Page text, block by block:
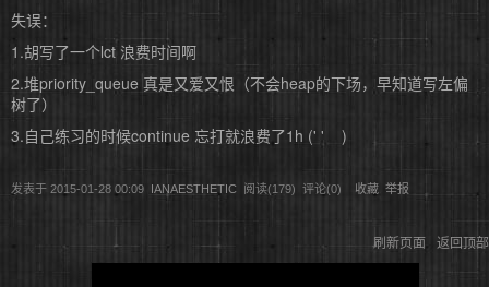
失误：
1.胡写了一个lct 浪费时间啊
2.堆priority_queue 真是又爱又恨（不会heap的下场，早知道写左偏
树了）
3.自己练习的时候continue 忘打就浪费了1h (' ' )
发表于 2015-01-28 00:09 IANAESTHETIC 阅读(179) 评论(0) 收藏 举报
刷新页面 返回顶部